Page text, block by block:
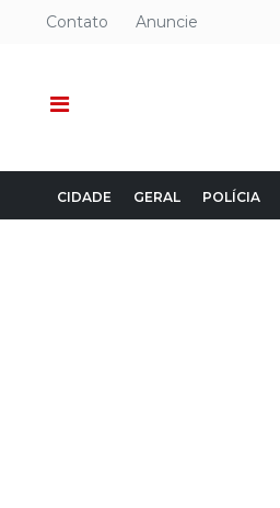
Contato Anuncie
CIDADE GERAL POLÍCIA